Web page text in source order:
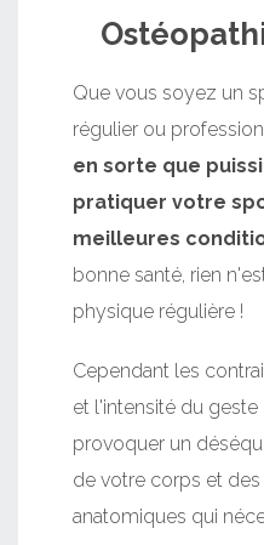
Que vous soyez un
régulier ou
en sorte que
pratiquer votre
meilleures
bonne santé, rien
physique régulière !
Cependant les
et l'intensité du
provoquer un
de votre corps et
anatomiques qui